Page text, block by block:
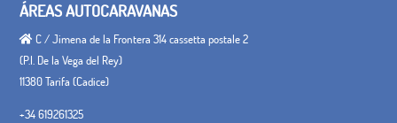
ÁREAS AUTOCARAVANAS
C / Jimena de la Frontera 314 cassetta postale 2
(P.I. De la Vega del Rey)
11380 Tarifa (Cadice)
+34 619261325